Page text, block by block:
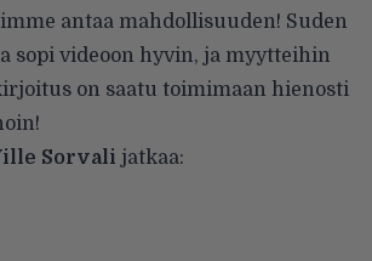
antaa mahdollisuuden! Suden
sopi videoon hyvin, ja myytteihin
on saatu toimimaan hienosti
Sorvali jatkaa: